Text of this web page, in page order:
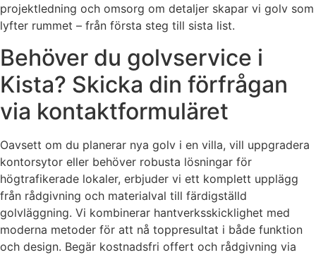
projektledning och omsorg om detaljer skapar vi golv som
lyfter rummet – från första steg till sista list.
Behöver du golvservice i
Kista? Skicka din förfrågan
via kontaktformuläret
Oavsett om du planerar nya golv i en villa, vill uppgradera
kontorsytor eller behöver robusta lösningar för
högtrafikerade lokaler, erbjuder vi ett komplett upplägg
från rådgivning och materialval till färdigställd
golvläggning. Vi kombinerar hantverksskicklighet med
moderna metoder för att nå toppresultat i både funktion
och design. Begär kostnadsfri offert och rådgivning via